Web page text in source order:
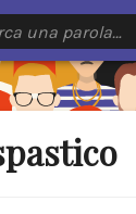
una parola…